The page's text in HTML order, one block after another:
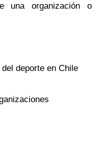
una organización o
deporte en Chile